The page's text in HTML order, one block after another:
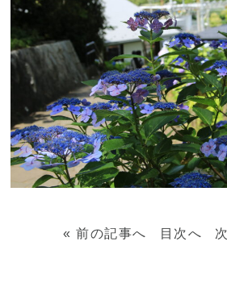
« 前の記事へ 目次へ